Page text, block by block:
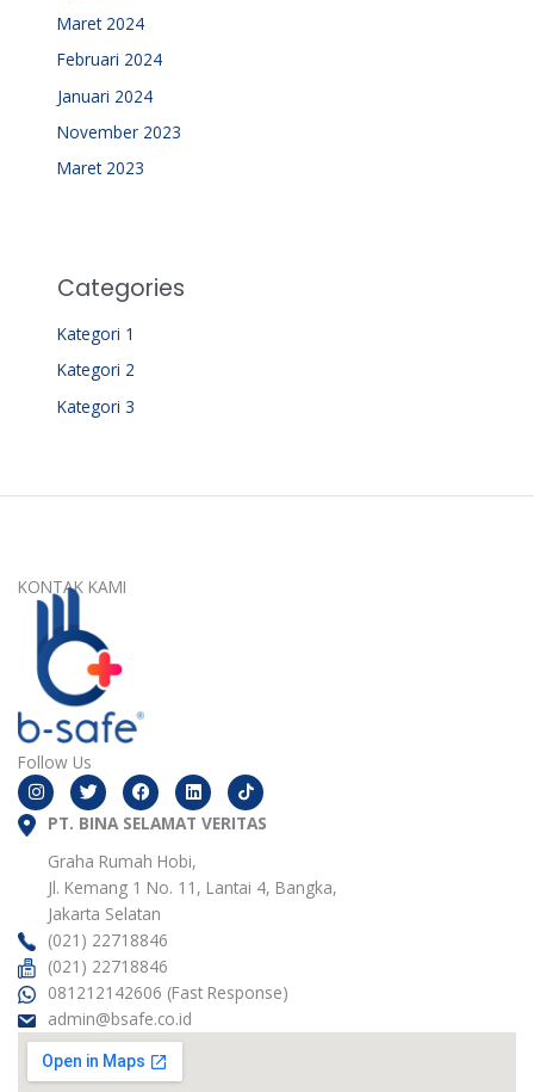
Maret 2024
Februari 2024
Januari 2024
November 2023
Maret 2023
Categories
Kategori 1
Kategori 2
Kategori 3
KONTAK KAMI
Follow Us
I
n
s
t
T
w
i
t
e
F
a
c
e
o
o
L
i
n
k
i
n
PT. BINA SELAMAT VERITAS
Graha Rumah Hobi,
Jl. Kemang 1 No. 11, Lantai 4, Bangka,
Jakarta Selatan
(021) 22718846
(021) 22718846
081212142606 (Fast Response)
admin@bsafe.co.id